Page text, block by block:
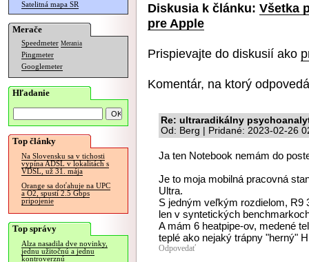
Satelitná mapa SR
Merače
Speedmeter Merania
Pingmeter
Googlemeter
Hľadanie
Top články
Na Slovensku sa v tichosti
vypína ADSL v lokalitách s
VDSL, už 31. mája
Orange sa doťahuje na UPC
a O2, spustí 2.5 Gbps
pripojenie
Top správy
Alza nasadila dve novinky,
jednu užitočnú a jednu
kontroverznú
Diskusia k článku: Všetka
pre Apple
Prispievajte do diskusií ako
Komentár, na ktorý
Re: ultraradikálny
Od: Berg | Pridané: 2023-02-26
Ja ten Notebook nemám do
Je to moja mobilná pracovná
Ultra.
S jedným veľkým rozdielom, R9
len v syntetických
A mám 6 heatpipe-ov, medené
teplé ako nejaký trápny "herný"
Odpovedať